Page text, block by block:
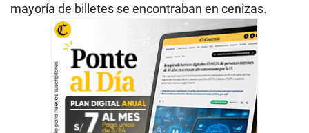
mayoría de billetes se encontraban en cenizas.